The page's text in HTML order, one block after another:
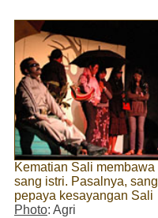
Kematian Sali
sang istri. Pasalnya,
pepaya kesayangan Sali
Photo: Agri